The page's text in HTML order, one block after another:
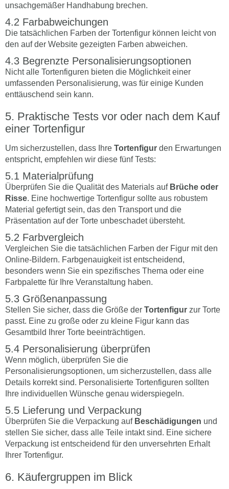
unsachgemäßer Handhabung brechen.
Farbabweichungen
Die tatsächlichen Farben der Tortenfigur können leicht von
den auf der Website gezeigten Farben abweichen.
Begrenzte Personalisierungsoptionen
Nicht alle Tortenfiguren bieten die Möglichkeit einer
umfassenden Personalisierung, was für einige Kunden
enttäuschend sein kann.
Praktische Tests vor oder nach dem Kauf
einer Tortenfigur
Um sicherzustellen, dass Ihre Tortenfigur den Erwartungen
entspricht, empfehlen wir diese fünf Tests:
Materialprüfung
Überprüfen Sie die Qualität des Materials auf Brüche oder
Risse. Eine hochwertige Tortenfigur sollte aus robustem
Material gefertigt sein, das den Transport und die
Präsentation auf der Torte unbeschadet übersteht.
Farbvergleich
Vergleichen Sie die tatsächlichen Farben der Figur mit den
Online-Bildern. Farbgenauigkeit ist entscheidend,
besonders wenn Sie ein spezifisches Thema oder eine
Farbpalette für Ihre Veranstaltung haben.
Größenanpassung
Stellen Sie sicher, dass die Größe der Tortenfigur zur Torte
passt. Eine zu große oder zu kleine Figur kann das
Gesamtbild Ihrer Torte beeinträchtigen.
Personalisierung überprüfen
Wenn möglich, überprüfen Sie die
Personalisierungsoptionen, um sicherzustellen, dass alle
Details korrekt sind. Personalisierte Tortenfiguren sollten
Ihre individuellen Wünsche genau widerspiegeln.
Lieferung und Verpackung
Überprüfen Sie die Verpackung auf Beschädigungen und
stellen Sie sicher, dass alle Teile intakt sind. Eine sichere
Verpackung ist entscheidend für den unversehrten Erhalt
Ihrer Tortenfigur.
Käufergruppen im Blick